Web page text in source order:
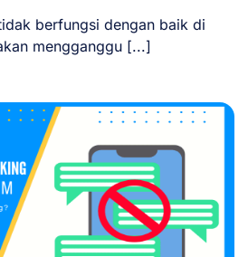
berfungsi dengan baik di
mengganggu [...]